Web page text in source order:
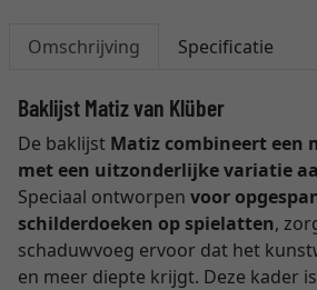
Omschrijving Specificatie
Baklijst Matiz van Klüber
De baklijst Matiz combineert een
met een uitzonderlijke variatie
Speciaal ontworpen voor
schilderdoeken op spielatten,
schaduwvoeg ervoor dat het
en meer diepte krijgt. Deze kader